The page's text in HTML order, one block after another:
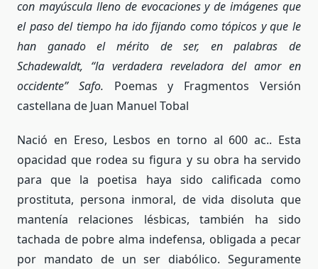
con mayúscula lleno de evocaciones y de imágenes que
el paso del tiempo ha ido fijando como tópicos y que le
han ganado el mérito de ser, en palabras de
Schadewaldt, “la verdadera reveladora del amor en
occidente” Safo. Poemas y Fragmentos Versión
castellana de Juan Manuel Tobal
Nació en Ereso, Lesbos en torno al 600 ac.. Esta
opacidad que rodea su figura y su obra ha servido
para que la poetisa haya sido calificada como
prostituta, persona inmoral, de vida disoluta que
mantenía relaciones lésbicas, también ha sido
tachada de pobre alma indefensa, obligada a pecar
por mandato de un ser diabólico. Seguramente